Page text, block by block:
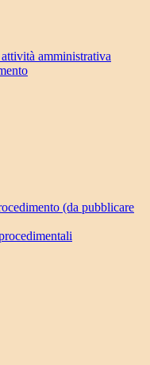
amministrativa
(da pubblicare